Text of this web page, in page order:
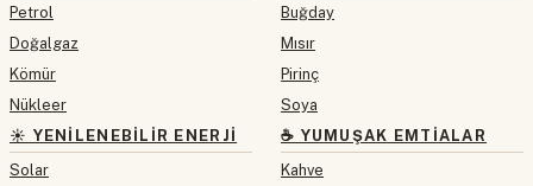
Petrol
Doğalgaz
Kömür
Nükleer
☀️ YENILENEBILIR ENERJI
Solar
Buğday
Mısır
Pirinç
Soya
☕ YUMUŞAK EMTIALAR
Kahve